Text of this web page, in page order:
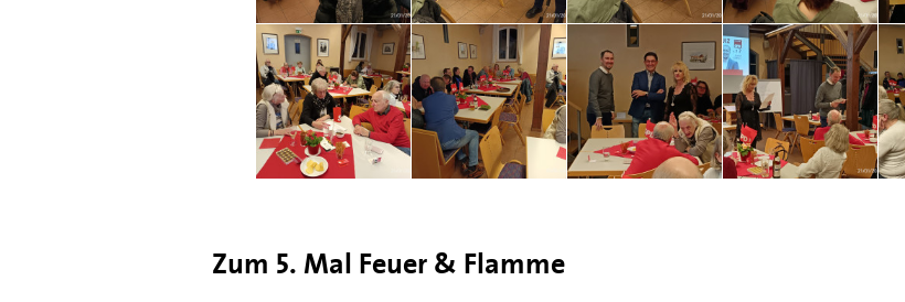
Zum 5. Mal Feuer & Flamme